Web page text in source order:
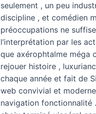
seulement , un peu
discipline , et comédien
préoccupations ne
l’interprétation par les
que axérophtalme méga
rejouer histoire ,
chaque année et fait de
web convivial et
navigation fonctionnalité